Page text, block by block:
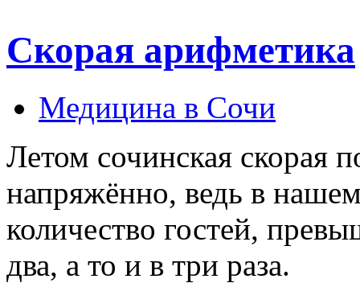
Скорая арифметика
Медицина в Сочи
Летом сочинская скорая
напряжённо, ведь в
количество гостей,
два, а то и в три раза.